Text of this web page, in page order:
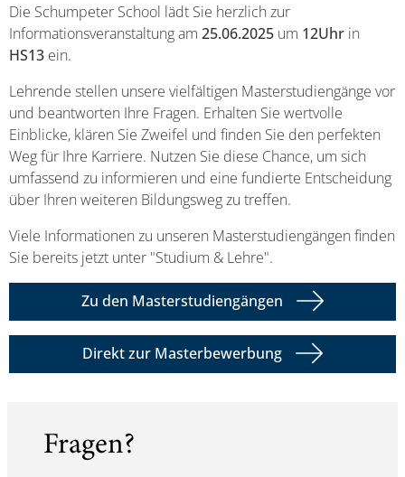
Die Schumpeter School lädt Sie herzlich zur
Informationsveranstaltung am 25.06.2025 um 12Uhr in
HS13 ein.
Lehrende stellen unsere vielfältigen Masterstudiengänge vor
und beantworten Ihre Fragen. Erhalten Sie wertvolle
Einblicke, klären Sie Zweifel und finden Sie den perfekten
Weg für Ihre Karriere. Nutzen Sie diese Chance, um sich
umfassend zu informieren und eine fundierte Entscheidung
über Ihren weiteren Bildungsweg zu treffen.
Viele Informationen zu unseren Masterstudiengängen finden
Sie bereits jetzt unter "Studium & Lehre".
Zu den Masterstudiengängen
Direkt zur Masterbewerbung
Fragen?